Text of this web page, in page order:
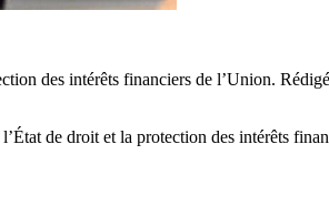
des intérêts financiers de l’Union.
de droit et la protection des intérêts